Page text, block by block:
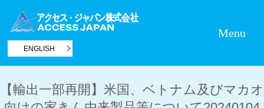
ENGLISH
Menu
【輸出一部再開】米国、ベトナム及びマカオ